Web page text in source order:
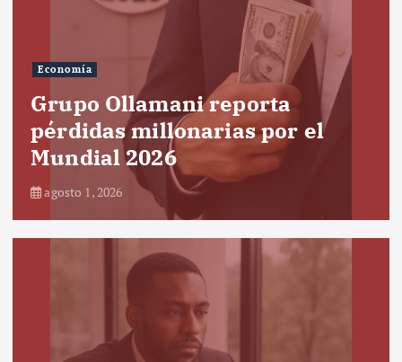
Economía
Grupo Ollamani reporta
pérdidas millonarias por el
Mundial 2026
agosto 1, 2026